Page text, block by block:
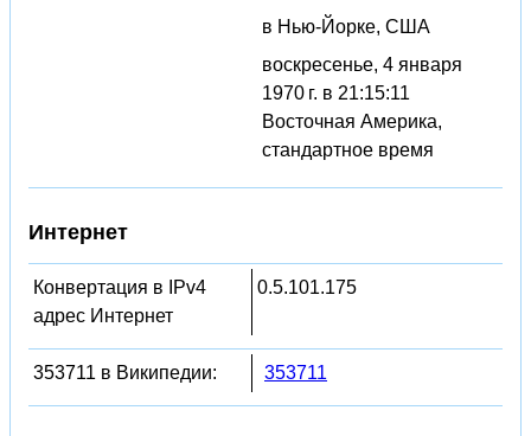
в Нью-Йорке, США
воскресенье, 4 января
1970 г. в 21:15:11
Восточная Америка,
стандартное время
Интернет
Конвертация в IPv4
адрес Интернет
0.5.101.175
353711 в Википедии: 353711